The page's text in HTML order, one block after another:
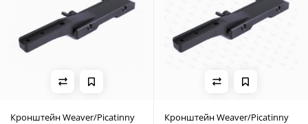
Кронштейн Weaver/Picatinny
Кронштейн Weaver/Picatinny